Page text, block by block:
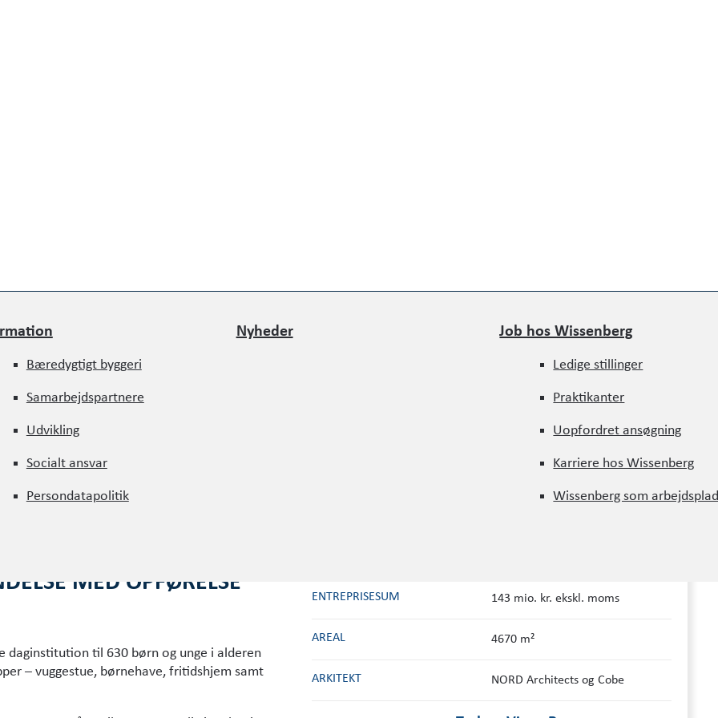
Bæredygtigt byggeri
Samarbejdspartnere
Udvikling
Socialt ansvar
Job hos Wissenberg
Ledige stillinger
Praktikanter
Uopfordret ansøgning
Karriere hos Wissenberg
Bæredygtigt byggeri
Samarbejdspartnere
Udvikling
Socialt ansvar
Persondatapolitik
Nyheder Job hos Wissenberg
Ledige stillinger
Praktikanter
Uopfordret ansøgning
Karriere hos Wissenberg
Wissenberg som
MED OPFØRELSE
daginstitution til 630 børn og unge i alderen
– vuggestue, børnehave, fritidshjem samt
PROJEKT INFORMATION
Københavns Kommune
ENTREPRISESUM 143 mio. kr. ekskl. moms
AREAL 4670 m²
ARKITEKT NORD Architects og Cobe